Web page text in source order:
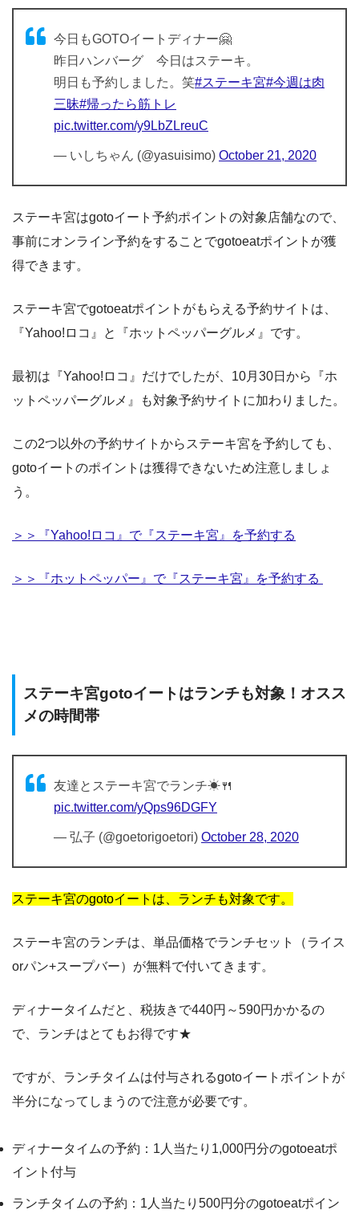
今日もGOTOイートディナー🤗
昨日ハンバーグ 今日はステーキ。
明日も予約しました。笑#ステーキ宮#今週は肉
三昧#帰ったら筋トレ
pic.twitter.com/y9LbZLreuC
— いしちゃん (@yasuisimo) October 21, 2020
ステーキ宮はgotoイート予約ポイントの対象店舗なので、
事前にオンライン予約をすることでgotoeatポイントが獲
得できます。
ステーキ宮でgotoeatポイントがもらえる予約サイトは、
『Yahoo!ロコ』と『ホットペッパーグルメ』です。
最初は『Yahoo!ロコ』だけでしたが、10月30日から『ホ
ットペッパーグルメ』も対象予約サイトに加わりました。
この2つ以外の予約サイトからステーキ宮を予約しても、
gotoイートのポイントは獲得できないため注意しましょ
う。
＞＞『Yahoo!ロコ』で『ステーキ宮』を予約する
＞＞『ホットペッパー』で『ステーキ宮』を予約する
ステーキ宮gotoイートはランチも対象！オスス
メの時間帯
友達とステーキ宮でランチ☀🍴
pic.twitter.com/yQps96DGFY
— 弘子 (@goetorigoetori) October 28, 2020
ステーキ宮のgotoイートは、ランチも対象です。
ステーキ宮のランチは、単品価格でランチセット（ライス
orパン+スープバー）が無料で付いてきます。
ディナータイムだと、税抜きで440円～590円かかるの
で、ランチはとてもお得です★
ですが、ランチタイムは付与されるgotoイートポイントが
半分になってしまうので注意が必要です。
ディナータイムの予約：1人当たり1,000円分のgotoeatポ
イント付与
ランチタイムの予約：1人当たり500円分のgotoeatポイン